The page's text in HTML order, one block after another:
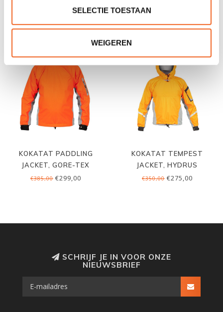
SELECTIE TOESTAAN
WEIGEREN
€99,00 €145,00
KOKATAT PADDLING
JACKET, GORE-TEX
€385,00 €299,00
KOKATAT TEMPEST
JACKET, HYDRUS
€350,00 €275,00
SCHRIJF JE IN VOOR ONZE
NIEUWSBRIEF